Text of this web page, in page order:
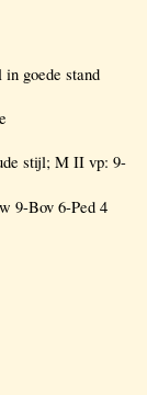
goede stand
stijl; M II vp: 9-
9-Bov 6-Ped 4